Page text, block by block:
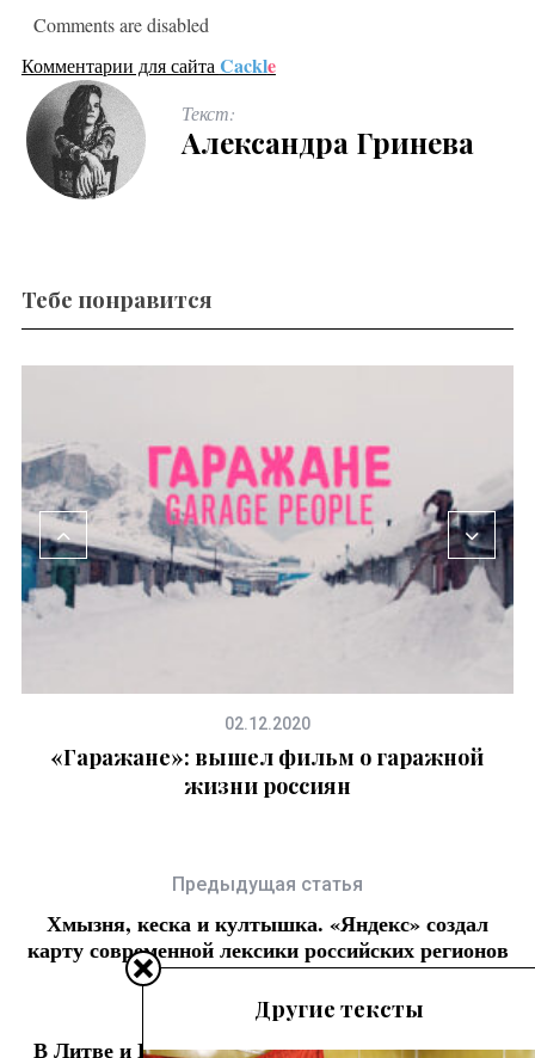
Comments are disabled
Комментарии для сайта Cackle
Текст:
Александра Гринева
Тебе понравится
02.12.2020
«Гаражане»: вышел фильм о гаражной
жизни россиян
Предыдущая статья
Хмызня, кеска и култышка. «Яндекс» создал
карту современной лексики российских регионов
Следующая статья
В Литве и Польше появились экраны-порталы,
Другие тексты